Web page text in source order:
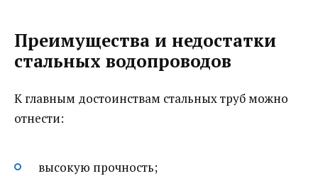
Преимущества и недостатки
стальных водопроводов
К главным достоинствам стальных труб можно
отнести:
высокую прочность;